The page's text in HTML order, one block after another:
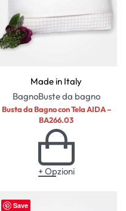
Made in Italy
BagnoBuste da bagno
Busta da Bagno con Tela AIDA –
BA266.03
+ Opzioni
Save